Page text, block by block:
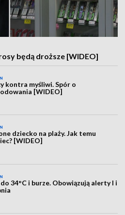
będą droższe [WIDEO]
kontra myśliwi. Spór o
[WIDEO]
dziecko na plaży. Jak temu
[WIDEO]
do 34°C i burze. Obowiązują alerty I i